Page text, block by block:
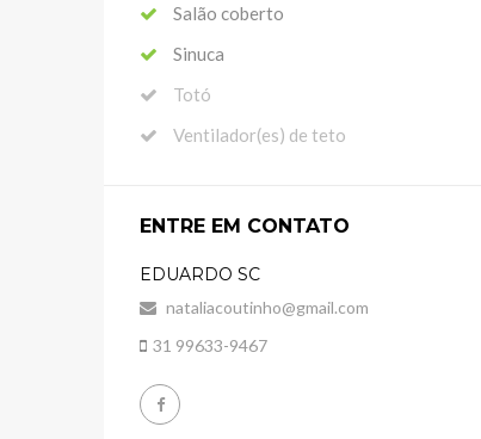
Salão coberto
Sinuca
Totó
Ventilador(es) de teto
ENTRE EM CONTATO
EDUARDO SC
nataliacoutinho@gmail.com
31 99633-9467